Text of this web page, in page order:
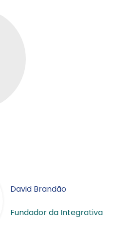
David Brandão
Fundador da Integrativa